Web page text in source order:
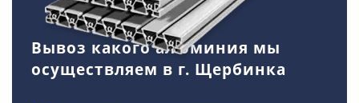
Вывоз какого алюминия мы
осуществляем в г. Щербинка